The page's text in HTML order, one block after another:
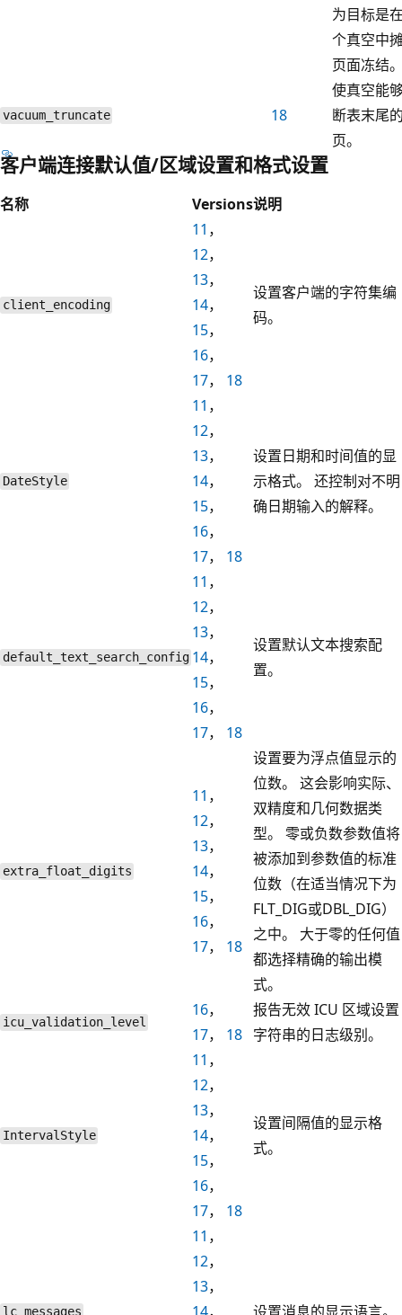
为目标是
个真空中
页面冻结
vacuum_truncate 18
使真空能
断表末尾
页。
客户端连接默认值/区域设置和格式设置
名称 Versions说明
client_encoding
11 ，
12，
13，
14，
15，
16，
17， 18
设置客户端的字符集编
码。
DateStyle
11 ，
12，
13，
14，
15，
16，
17， 18
设置日期和时间值的显
示格式。 还控制对不明
确日期输入的解释。
default_text_search_config
11 ，
12，
13，
14，
15，
16，
17， 18
设置默认文本搜索配
置。
extra_float_digits
11 ，
12，
13，
14，
15，
16，
17， 18
设置要为浮点值显示的
位数。 这会影响实际、
双精度和几何数据类
型。 零或负数参数值将
被添加到参数值的标准
位数（在适当情况下为
FLT_DIG或DBL_DIG）
之中。 大于零的任何值
都选择精确的输出模
式。
icu_validation_level
16，
17， 18
报告无效 ICU 区域设置
字符串的日志级别。
IntervalStyle
11 ，
12，
13，
14，
15，
16，
17， 18
设置间隔值的显示格
式。
lc_messages
11 ，
12，
13，
14， 设置消息的显示语言。